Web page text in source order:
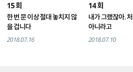
15회
한 번 문 이상 절대 놓치지 않
을 겁니다
2018.07.16
14회
내가 그랬잖아.
아니라고
2018.07.10